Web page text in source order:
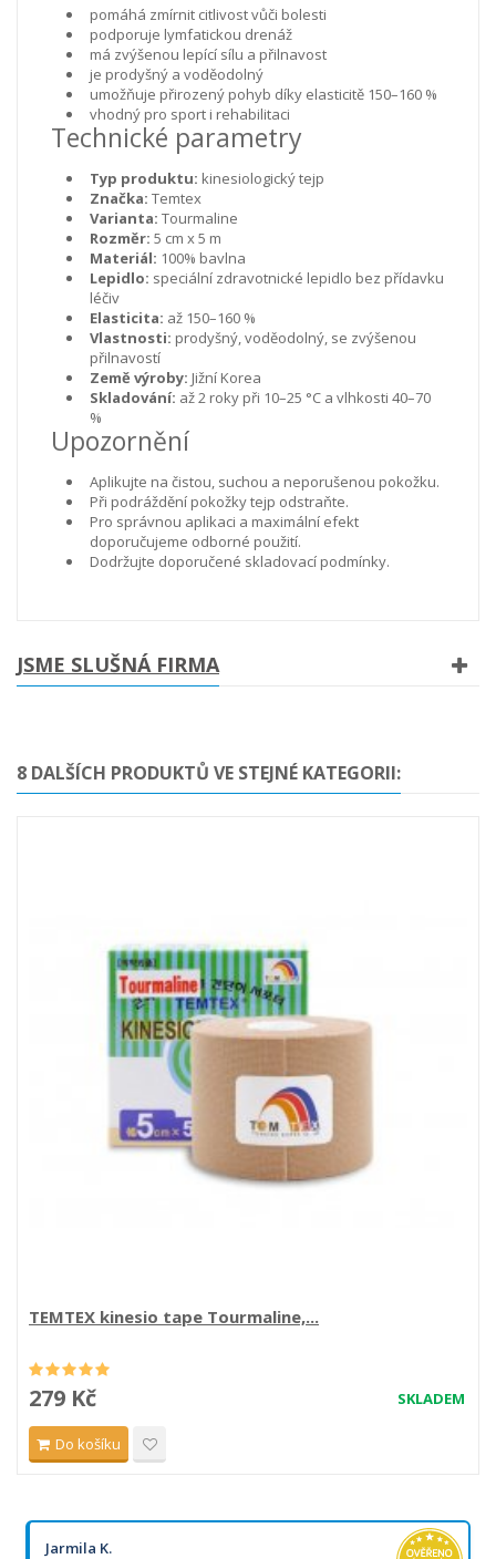
pomáhá zmírnit citlivost vůči bolesti
podporuje lymfatickou drenáž
má zvýšenou lepící sílu a přilnavost
je prodyšný a voděodolný
umožňuje přirozený pohyb díky elasticitě 150–160 %
vhodný pro sport i rehabilitaci
Technické parametry
Typ produktu: kinesiologický tejp
Značka: Temtex
Varianta: Tourmaline
Rozměr: 5 cm x 5 m
Materiál: 100% bavlna
Lepidlo: speciální zdravotnické lepidlo bez přídavku
léčiv
Elasticita: až 150–160 %
Vlastnosti: prodyšný, voděodolný, se zvýšenou
přilnavostí
Země výroby: Jižní Korea
Skladování: až 2 roky při 10–25 °C a vlhkosti 40–70
%
Upozornění
Aplikujte na čistou, suchou a neporušenou pokožku.
Při podráždění pokožky tejp odstraňte.
Pro správnou aplikaci a maximální efekt
doporučujeme odborné použití.
Dodržujte doporučené skladovací podmínky.
JSME SLUŠNÁ FIRMA
8 DALŠÍCH PRODUKTŮ VE STEJNÉ KATEGORII:
TEMTEX kinesio tape Tourmaline,...
SKLADEM
279 Kč
Do košíku
Jarmila K.